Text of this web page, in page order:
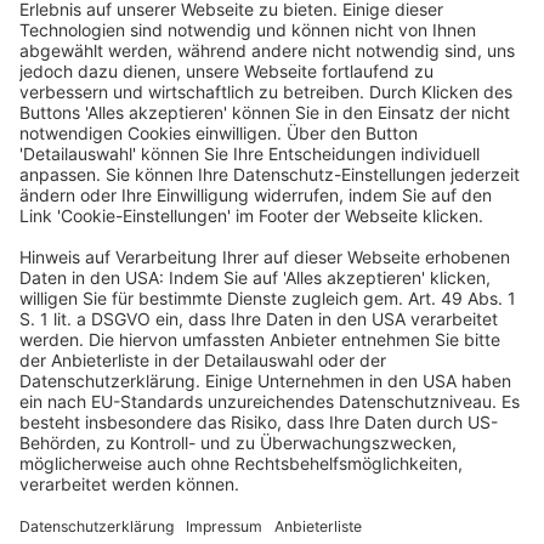
Informationsgrundlage verfügen, die es ihnen
ermöglicht, bei ihrer Anlageentscheidung die Risiken
und Chancen der angebotenen Kapitalanlage
gegeneinander abzuwägen, oder sie sich eine solche
Informationsgrundlage mit zumutbaren Mitteln nicht
verschaffen können.
b) Ein ausschließlich an die Gesellschafter einer
Fondsgesellschaft adressiertes Schreiben, mit dem den
Gesellschaftern die Übertragung eines entsprechend
den Beteiligungsquoten aufgespaltenes Genussrecht
angeboten wird, das der einzige Vermögenswert der zu
liquidierenden Fondsgesellschaft ist, stellt kein
öffentliches Angebot im Sinne der § 1 Abs. 1 Satz 1, § 6
VermAnlG dar.
c) Eine Treuhandgesellschaft, die im Rahmen der
Liquidation einer Fondsgesellschaft den einzigen
Vermögenswert der Gesellschaft, ein Genussrecht,
entsprechend den Beteiligungsquoten der
Fondsgesellschafter aufspaltet und auf diese